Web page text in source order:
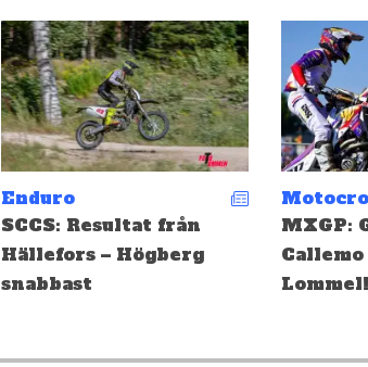
Motocross
MXGP: Gifting och
Callemo topp tio i
Lommel!
EMX:
medalj i